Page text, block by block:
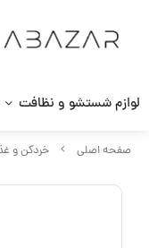
لوازم شستشو و نظافت
صفحه اصلی خردکن و